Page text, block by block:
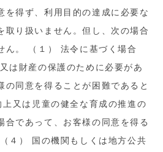
を得ず、利用目的の達成に必要な
取り扱いません。但し、次の場合
ん。 （１） 法令に基づく場合
は財産の保護のために必要があ
の同意を得ることが困難であると
又は児童の健全な育成の推進の
合であって、お客様の同意を得る
４） 国の機関もしくは地方公共